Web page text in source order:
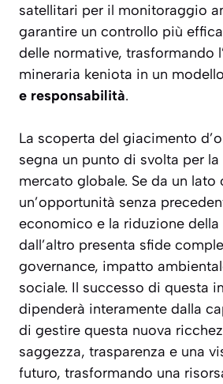
satellitari per il monitoraggio
garantire un controllo più
delle normative, trasformando
mineraria keniota in un
e responsabilità.
La scoperta del giacimento
segna un punto di svolta per
mercato globale. Se da un lato
un’opportunità senza
economico e la riduzione della
dall’altro presenta sfide
governance, impatto
sociale. Il successo di questa
dipenderà interamente dalla
di gestire questa nuova
saggezza, trasparenza e una
futuro, trasformando una